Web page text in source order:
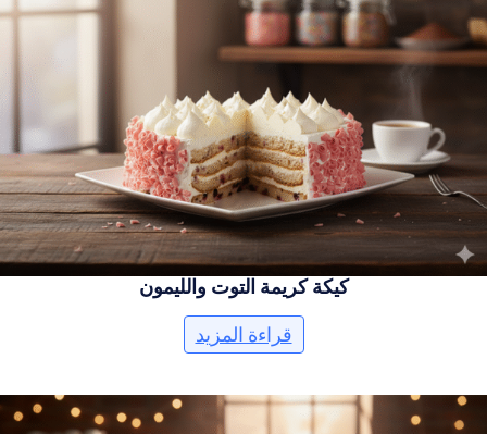
كيكة كريمة التوت والليمون
قراءة المزيد